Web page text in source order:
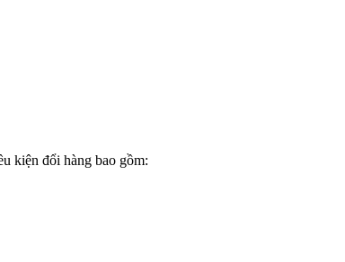
kiện đổi hàng bao gồm: